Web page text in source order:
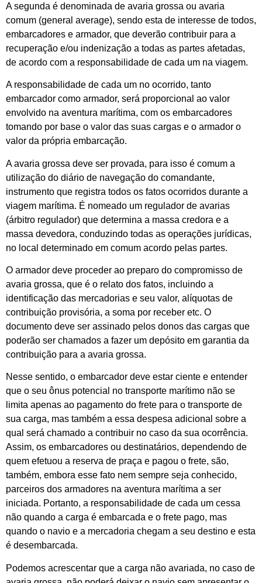
A segunda é denominada de avaria grossa ou avaria
comum (general average), sendo esta de interesse de todos,
embarcadores e armador, que deverão contribuir para a
recuperação e/ou indenização a todas as partes afetadas,
de acordo com a responsabilidade de cada um na viagem.
A responsabilidade de cada um no ocorrido, tanto
embarcador como armador, será proporcional ao valor
envolvido na aventura marítima, com os embarcadores
tomando por base o valor das suas cargas e o armador o
valor da própria embarcação.
A avaria grossa deve ser provada, para isso é comum a
utilização do diário de navegação do comandante,
instrumento que registra todos os fatos ocorridos durante a
viagem marítima. É nomeado um regulador de avarias
(árbitro regulador) que determina a massa credora e a
massa devedora, conduzindo todas as operações jurídicas,
no local determinado em comum acordo pelas partes.
O armador deve proceder ao preparo do compromisso de
avaria grossa, que é o relato dos fatos, incluindo a
identificação das mercadorias e seu valor, alíquotas de
contribuição provisória, a soma por receber etc. O
documento deve ser assinado pelos donos das cargas que
poderão ser chamados a fazer um depósito em garantia da
contribuição para a avaria grossa.
Nesse sentido, o embarcador deve estar ciente e entender
que o seu ônus potencial no transporte marítimo não se
limita apenas ao pagamento do frete para o transporte de
sua carga, mas também a essa despesa adicional sobre a
qual será chamado a contribuir no caso da sua ocorrência.
Assim, os embarcadores ou destinatários, dependendo de
quem efetuou a reserva de praça e pagou o frete, são,
também, embora esse fato nem sempre seja conhecido,
parceiros dos armadores na aventura marítima a ser
iniciada. Portanto, a responsabilidade de cada um cessa
não quando a carga é embarcada e o frete pago, mas
quando o navio e a mercadoria chegam a seu destino e esta
é desembarcada.
Podemos acrescentar que a carga não avariada, no caso de